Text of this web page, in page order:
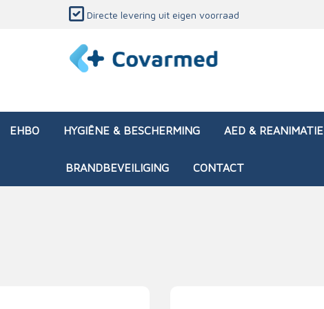
Directe levering uit eigen voorraad
EHBO HYGIËNE & BESCHERMING AED & REANIMATIE
BRANDBEVEILIGING CONTACT